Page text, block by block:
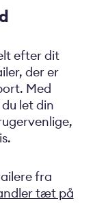
efter dit
der er
Med
let din
fra
tæt på